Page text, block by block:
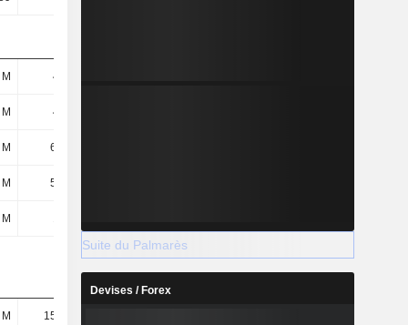
422 M
422 M
68,4 M
5,76 M
15,24 M
Suite du Palmarès
Devises / Forex